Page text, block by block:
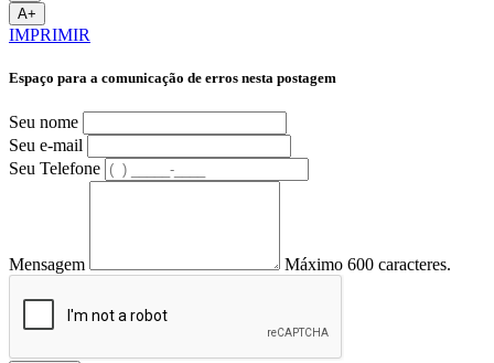
A+
IMPRIMIR
Espaço para a comunicação de erros nesta postagem
Seu nome
Seu e-mail
Seu Telefone
Mensagem Máximo 600 caracteres.